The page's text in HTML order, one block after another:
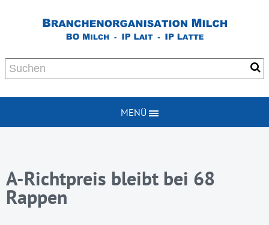
MENÜ
A-Richtpreis bleibt bei 68
Rappen